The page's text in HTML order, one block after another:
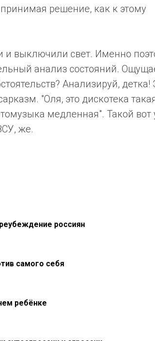
решение, как к этому
и выключили свет. Именно
анализ состояний.
Анализируй, детка!
"Оля, это дискотека
медленная". Такой вот
же.
россиян
самого себя
ребёнке